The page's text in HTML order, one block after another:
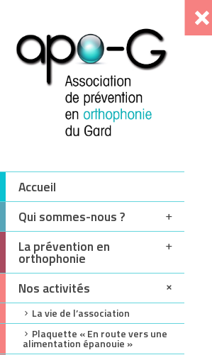
Accueil
Qui sommes-nous ?
La prévention en
orthophonie
Nos activités
La vie de l’association
Plaquette « En route vers une
alimentation épanouie »